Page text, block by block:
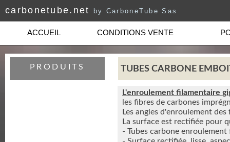
carbonetube.net by CarboneTube Sas
ACCUEIL CONDITIONS VENTE
PRODUITS TUBES CARBONE
L'enroulement filamentaire
les fibres de carbones
Les angles d'enroulement
La surface est rectifiée pour
- Tubes carbone